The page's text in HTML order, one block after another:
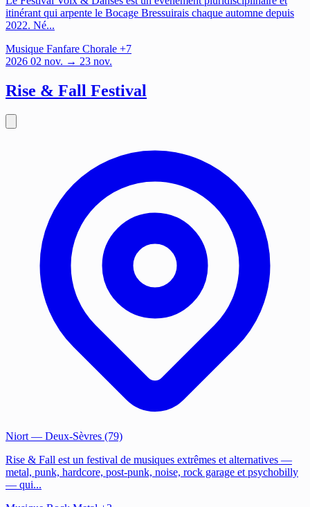
itinérant qui arpente le Bocage Bressuirais chaque automne depuis
2022. Né...
Musique Fanfare Chorale +7
2026 02 nov. → 23 nov.
Rise & Fall Festival
Niort — Deux-Sèvres (79)
Rise & Fall est un festival de musiques extrêmes et alternatives —
metal, punk, hardcore, post-punk, noise, rock garage et psychobilly
— qui...